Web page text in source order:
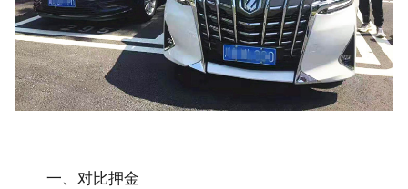
一、对比押金